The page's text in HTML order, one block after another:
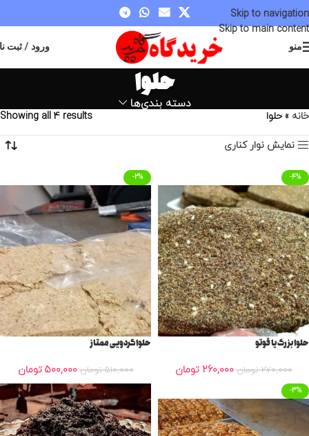
Skip to navigation
Skip to main content
مقدم شما عزیزان به سایت خریدگاه گرامی باد
منو ورود / ثبت
حلوا
دسته بندی‌ها
خانه » حلوا Showing all 4 results
نمایش نوار کناری
-4%
حلوا بزرک یا قوتو
270,000 تومان 260,000 تومان
-2%
حلوا گردویی ممتاز
510,000 تومان 500,000 تومان
-3%